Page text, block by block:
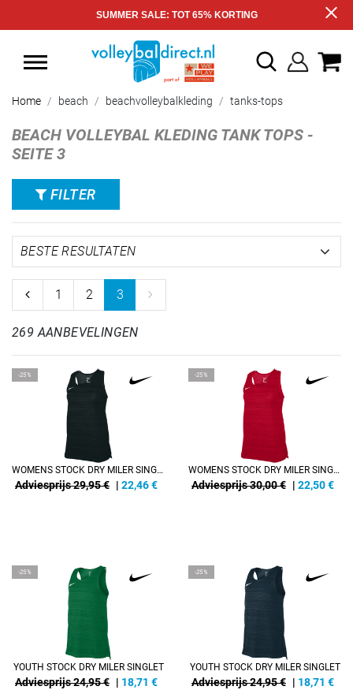
SUMMER SALE: TOT 65% KORTING
Home beach beachvolleybalkleding tanks-tops
BEACH VOLLEYBAL KLEDING TANK TOPS -
SEITE 3
FILTER
1 2 3
269 AANBEVELINGEN
-25%
WOMENS STOCK DRY MILER SINGLET
Adviesprijs 29,95 € | 22,46€
-25%
WOMENS STOCK DRY MILER SINGLET
Adviesprijs 30,00 € | 22,50€
-25%
YOUTH STOCK DRY MILER SINGLET
Adviesprijs 24,95 € | 18,71 €
-25%
YOUTH STOCK DRY MILER SINGLET
Adviesprijs 24,95 € | 18,71 €